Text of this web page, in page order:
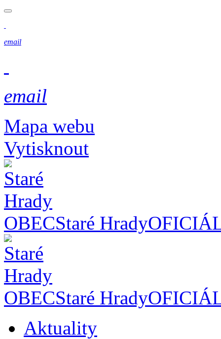
email
email
Mapa webu
Vytisknout
OBECStaré Hrady
OBECStaré Hrady
Aktuality